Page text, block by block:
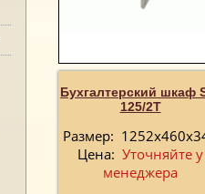
Бухгалтерский шкаф
125/2T
Размер:
Цена: Уточняйте у
менеджера